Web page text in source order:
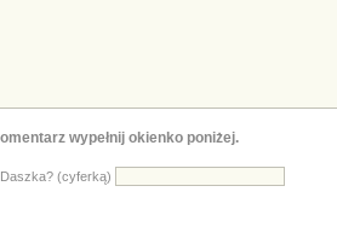
wypełnij okienko poniżej.
Daszka? (cyferką)